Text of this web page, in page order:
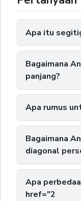
Apa itu
Bagaimana
panjang?
Apa rumus
Bagaimana
diagonal
Apa
href="2